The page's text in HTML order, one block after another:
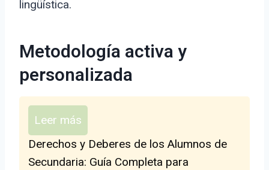
lingüística.
Metodología activa y
personalizada
Leer más
Derechos y Deberes de los Alumnos de
Secundaria: Guía Completa para